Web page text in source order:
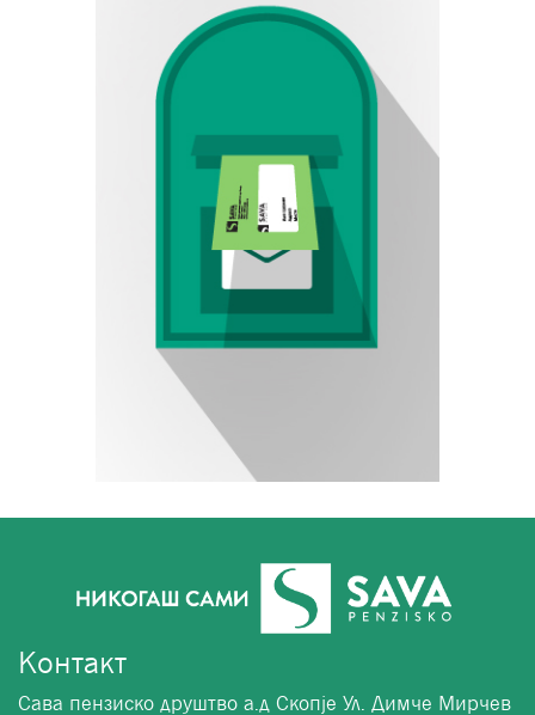
Контакт
Сава пензиско друштво а.д Скопје Ул. Димче Мирчев